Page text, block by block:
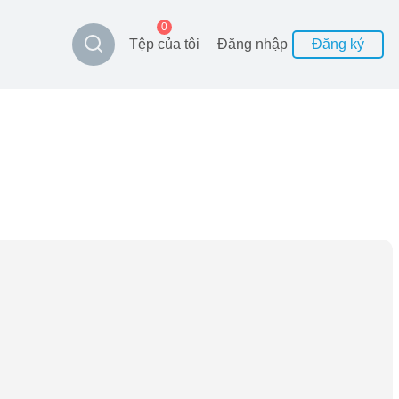
Tệp của tôi
0
Đăng nhập Đăng ký